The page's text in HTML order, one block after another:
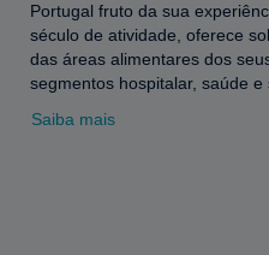
Portugal fruto da sua
século de atividade, oferece
das áreas alimentares dos
segmentos hospitalar, saúde e
Saiba mais